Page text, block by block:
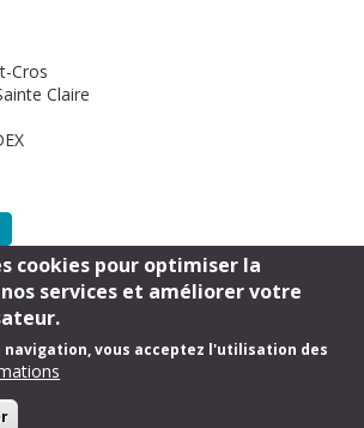
Cros
Claire
cookies pour optimiser la
services et améliorer votre
navigation, vous acceptez l'utilisation des